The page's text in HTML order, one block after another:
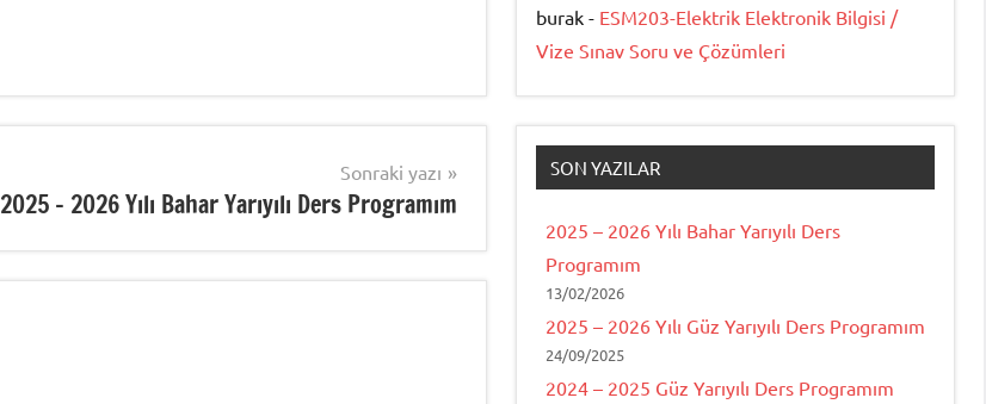
Sonraki yazı
2025 – 2026 Yılı Bahar Yarıyılı Ders Programım
burak - ESM203-Elektrik Elektronik Bilgisi /
Vize Sınav Soru ve Çözümleri
SON YAZILAR
2025 – 2026 Yılı Bahar Yarıyılı Ders
Programım
13/02/2026
2025 – 2026 Yılı Güz Yarıyılı Ders Programım
24/09/2025
2024 – 2025 Güz Yarıyılı Ders Programım